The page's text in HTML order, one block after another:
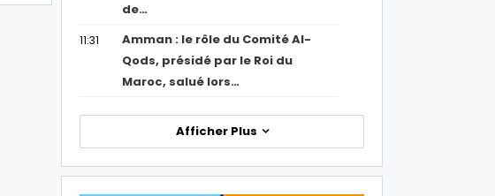
de…
11:31
Amman : le rôle du Comité Al-
Qods, présidé par le Roi du
Maroc, salué lors…
Afficher Plus